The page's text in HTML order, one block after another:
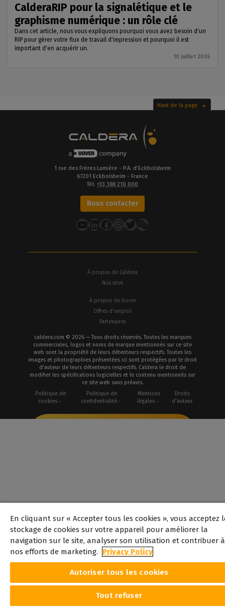
CalderaRIP pour la signalétique et le
graphisme numérique : un rôle clé
Dans cet article, nous vous expliquons pourquoi vous avez besoin d'un
RIP pour gérer votre flux de travail d'impression et pourquoi il est
important d'en acquérir un.
10 juillet 2026
Haut de la page
1 rue des Frères Lumière - P.A. d’Eckbolsheim
67201 Eckbolsheim - France
Tél. +33 388 210 000
Nous contacter
YouTube
LinkedIn
Facebook
Instagram
Twitter
À propos de Caldera
Nos sites
À propos de Dover
Offres d'emploi
Partenaires
caldera.com © 2026 — Tous droits réservés. Toutes les marques
commerciales, logos et noms de marque mentionnés sur ce site
web sont la propriété de leurs détenteurs respectifs. Toutes les
images et photographies présentées ici sont protégées par le droit
d'auteur de leurs détenteurs respectifs. Caldera le droit de
modifier les spécifications logicielles et le contenu mentionnés sur
ce site web sans préavis.
Politique de
cookies
Politique de
confidentialité
Mentions
légales
Droits
d'auteur
En cliquant sur « Accepter tous les cookies », vous acceptez
stockage de cookies sur votre appareil pour améliorer la
navigation sur le site, analyser son utilisation et contribuer à
nos efforts de marketing.
Privacy Policy
Autoriser tous les cookies
Tout refuser